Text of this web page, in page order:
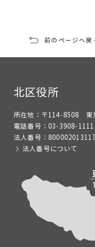
前のページへ戻
北区役所
所在地： 〒114-8508 東
電話番号： 03-3908-1111
法人番号：
法人番号について